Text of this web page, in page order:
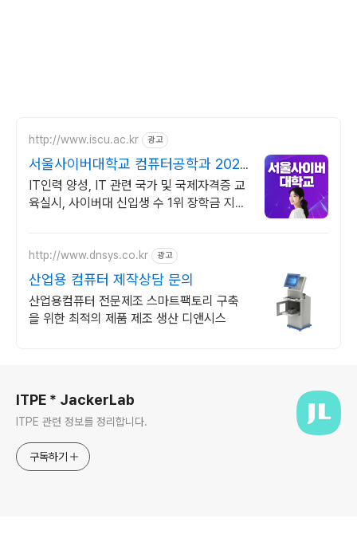
http://www.iscu.ac.kr 광고
서울사이버대학교 컴퓨터공학과 2026
가을학기 신편입생
IT인력 양성, IT 관련 국가 및 국제자격증 교
육실시, 사이버대 신입생 수 1위 장학금 지급
http://www.dnsys.co.kr 광고
산업용 컴퓨터 제작상담 문의
산업용컴퓨터 전문제조 스마트팩토리 구축
을 위한 최적의 제품 제조 생산 디앤시스
ITPE * JackerLab
ITPE 관련 정보를 정리합니다.
구독하기